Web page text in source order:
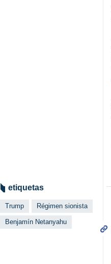
etiquetas
Trump Régimen sionista
Benjamín Netanyahu